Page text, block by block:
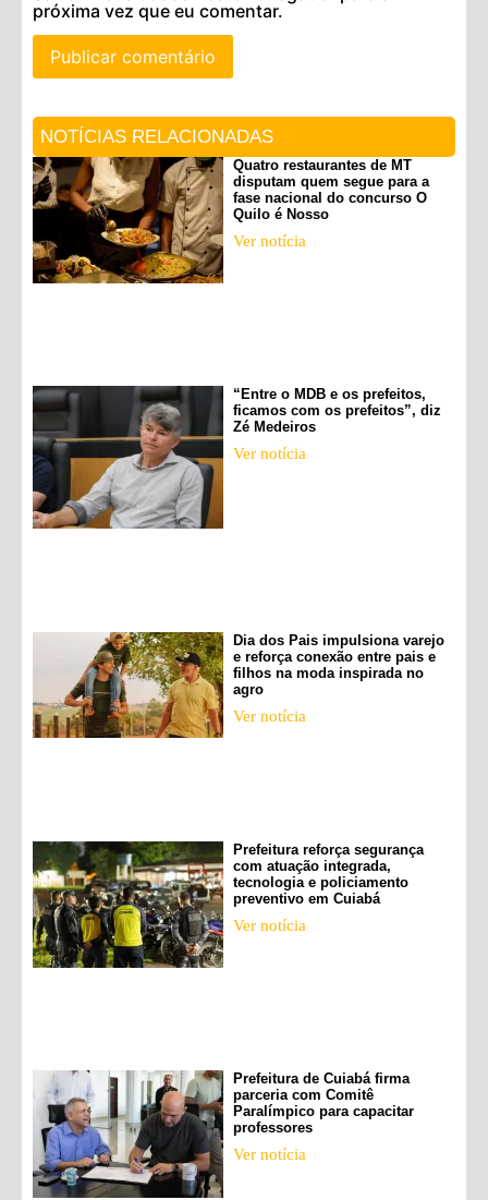
próxima vez que eu comentar.
NOTÍCIAS RELACIONADAS
Quatro restaurantes de MT
disputam quem segue para a
fase nacional do concurso O
Quilo é Nosso
Ver notícia
“Entre o MDB e os prefeitos,
ficamos com os prefeitos”, diz
Zé Medeiros
Ver notícia
Dia dos Pais impulsiona varejo
e reforça conexão entre pais e
filhos na moda inspirada no
agro
Ver notícia
Prefeitura reforça segurança
com atuação integrada,
tecnologia e policiamento
preventivo em Cuiabá
Ver notícia
Prefeitura de Cuiabá firma
parceria com Comitê
Paralímpico para capacitar
professores
Ver notícia